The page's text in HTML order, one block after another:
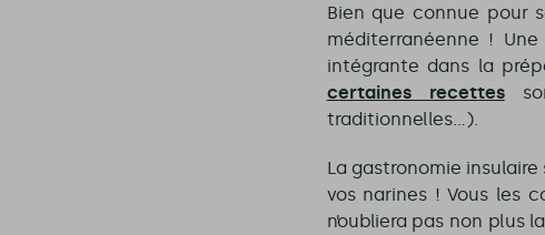
Bien que connue pour
méditerranéenne !
intégrante dans la
certaines recettes
traditionnelles…).
La gastronomie
vos narines ! Vous les
n’oubliera pas non plus